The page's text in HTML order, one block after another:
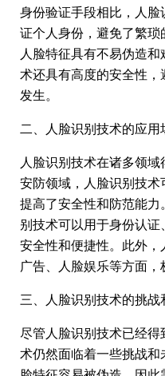
身份验证手段相比，人
证个人身份，避免了繁
人脸特征具有不易伪造
术还具有高度的安全性
发生。
二、人脸识别技术的应用
人脸识别技术在诸多领
安防领域，人脸识别技术
提高了安全性和防范能
别技术可以用于身份认
安全性和便捷性。此外
广告、人脸娱乐等方面，
三、人脸识别技术的挑战
尽管人脸识别技术已经
术仍然面临着一些挑战